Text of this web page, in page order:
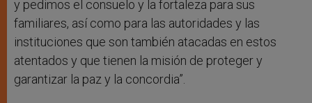
y pedimos el consuelo y la fortaleza para sus
familiares, así como para las autoridades y las
instituciones que son también atacadas en estos
atentados y que tienen la misión de proteger y
garantizar la paz y la concordia”.